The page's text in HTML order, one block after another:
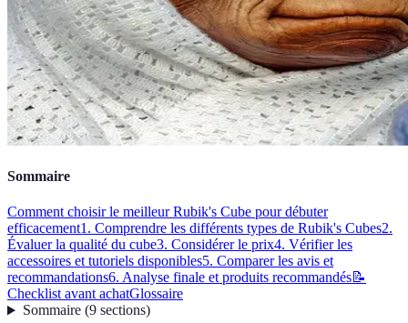
Sommaire
Comment choisir le meilleur Rubik's Cube pour débuter
efficacement1. Comprendre les différents types de Rubik's Cubes2.
Évaluer la qualité du cube3. Considérer le prix4. Vérifier les
accessoires et tutoriels disponibles5. Comparer les avis et
recommandations6. Analyse finale et produits recommandés📝
Checklist avant achatGlossaire
Sommaire(9 sections)